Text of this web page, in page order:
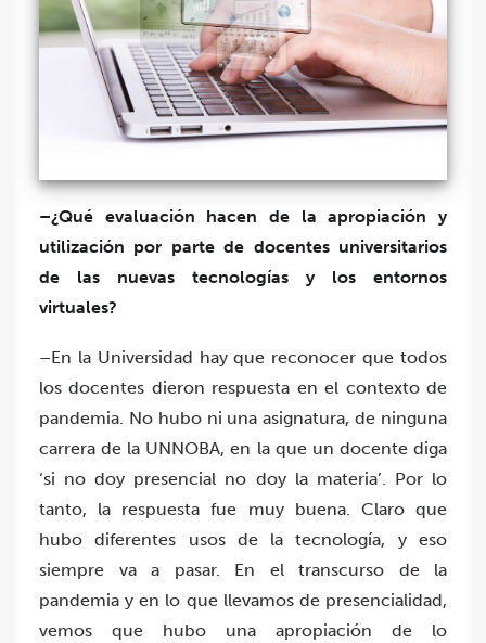
–¿Qué evaluación hacen de la apropiación y
utilización por parte de docentes universitarios
de las nuevas tecnologías y los entornos
virtuales?
–En la Universidad hay que reconocer que todos
los docentes dieron respuesta en el contexto de
pandemia. No hubo ni una asignatura, de ninguna
carrera de la UNNOBA, en la que un docente diga
‘si no doy presencial no doy la materia’. Por lo
tanto, la respuesta fue muy buena. Claro que
hubo diferentes usos de la tecnología, y eso
siempre va a pasar. En el transcurso de la
pandemia y en lo que llevamos de presencialidad,
vemos que hubo una apropiación de lo